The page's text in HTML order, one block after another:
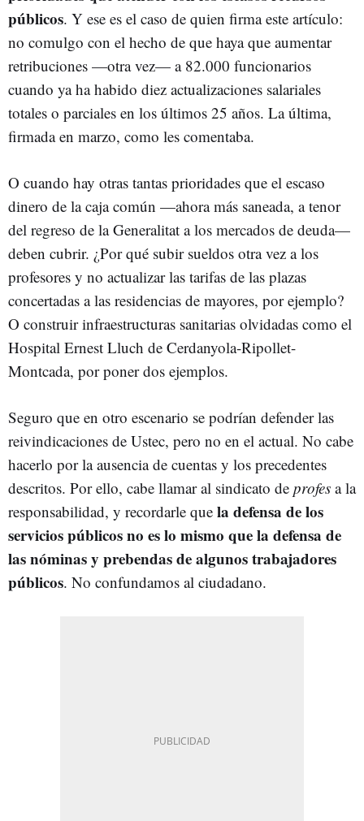
públicos. Y ese es el caso de quien firma este artículo:
no comulgo con el hecho de que haya que aumentar
retribuciones —otra vez— a 82.000 funcionarios
cuando ya ha habido diez actualizaciones salariales
totales o parciales en los últimos 25 años. La última,
firmada en marzo, como les comentaba.
O cuando hay otras tantas prioridades que el escaso
dinero de la caja común —ahora más saneada, a tenor
del regreso de la Generalitat a los mercados de deuda—
deben cubrir. ¿Por qué subir sueldos otra vez a los
profesores y no actualizar las tarifas de las plazas
concertadas a las residencias de mayores, por ejemplo?
O construir infraestructuras sanitarias olvidadas como el
Hospital Ernest Lluch de Cerdanyola-Ripollet-
Montcada, por poner dos ejemplos.
Seguro que en otro escenario se podrían defender las
reivindicaciones de Ustec, pero no en el actual. No cabe
hacerlo por la ausencia de cuentas y los precedentes
descritos. Por ello, cabe llamar al sindicato de profes a la
responsabilidad, y recordarle que la defensa de los
servicios públicos no es lo mismo que la defensa de
las nóminas y prebendas de algunos trabajadores
públicos. No confundamos al ciudadano.